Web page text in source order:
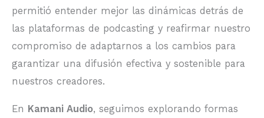
permitió entender mejor las dinámicas detrás de
las plataformas de podcasting y reafirmar nuestro
compromiso de adaptarnos a los cambios para
garantizar una difusión efectiva y sostenible para
nuestros creadores.
En Kamani Audio, seguimos explorando formas